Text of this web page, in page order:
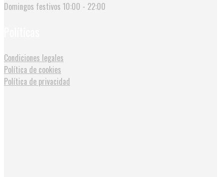
Domingos festivos 10:00 - 22:00
Condiciones legales
Política de cookies
Política de privacidad